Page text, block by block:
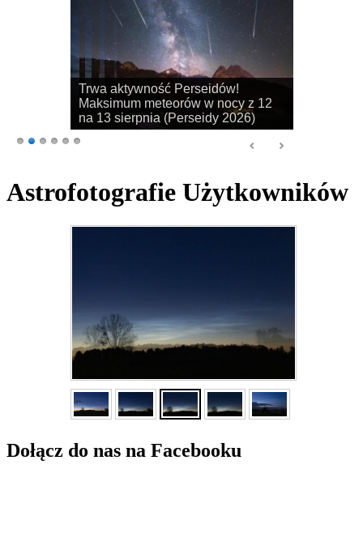
Rozpoczyna się sezon na
obserwacje obłoków srebrzystych!
Astrofotografie Użytkowników
Dołącz do nas na Facebooku